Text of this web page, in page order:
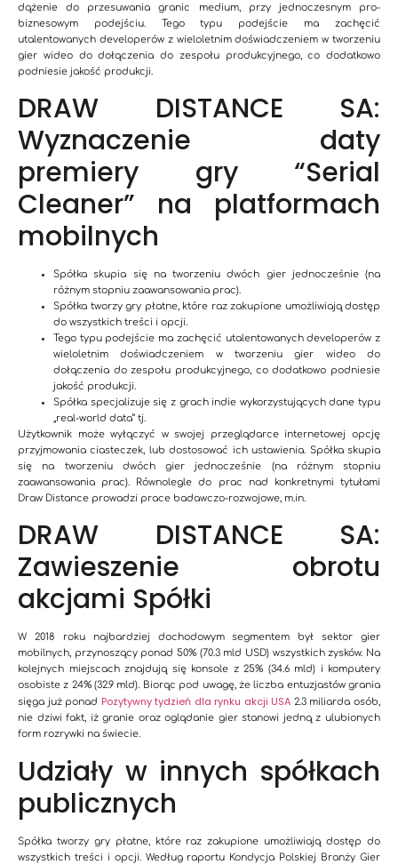
dążenie do przesuwania granic medium, przy jednoczesnym pro-
biznesowym podejściu. Tego typu podejście ma zachęcić
utalentowanych developerów z wieloletnim doświadczeniem w tworzeniu
gier wideo do dołączenia do zespołu produkcyjnego, co dodatkowo
podniesie jakość produkcji.
DRAW DISTANCE SA:
Wyznaczenie daty
premiery gry “Serial
Cleaner” na platformach
mobilnych
Spółka skupia się na tworzeniu dwóch gier jednocześnie (na
różnym stopniu zaawansowania prac).
Spółka tworzy gry płatne, które raz zakupione umożliwiają dostęp
do wszystkich treści i opcji.
Tego typu podejście ma zachęcić utalentowanych developerów z
wieloletnim doświadczeniem w tworzeniu gier wideo do
dołączenia do zespołu produkcyjnego, co dodatkowo podniesie
jakość produkcji.
Spółka specjalizuje się z grach indie wykorzystujących dane typu
„real-world data” tj.
Użytkownik może wyłączyć w swojej przeglądarce internetowej opcję
przyjmowania ciasteczek, lub dostosować ich ustawienia. Spółka skupia
się na tworzeniu dwóch gier jednocześnie (na różnym stopniu
zaawansowania prac). Równolegle do prac nad konkretnymi tytułami
Draw Distance prowadzi prace badawczo-rozwojowe, m.in.
DRAW DISTANCE SA:
Zawieszenie obrotu
akcjami Spółki
W 2018 roku najbardziej dochodowym segmentem był sektor gier
mobilnych, przynoszący ponad 50% (70.3 mld USD) wszystkich zysków. Na
kolejnych miejscach znajdują się konsole z 25% (34.6 mld) i komputery
osobiste z 24% (32.9 mld). Biorąc pod uwagę, że liczba entuzjastów grania
sięga już ponad Pozytywny tydzień dla rynku akcji USA 2.3 miliarda osób,
nie dziwi fakt, iż granie oraz oglądanie gier stanowi jedną z ulubionych
form rozrywki na świecie.
Udziały w innych spółkach
publicznych
Spółka tworzy gry płatne, które raz zakupione umożliwiają dostęp do
wszystkich treści i opcji. Według raportu Kondycja Polskiej Branży Gier